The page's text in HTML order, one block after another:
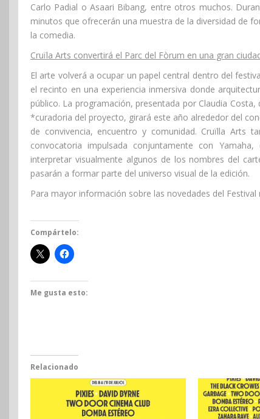
Carlo Padial o Asaari Bibang, entre otros muchos.
minutos que ofrecerán una muestra de la diversidad de
la comedia.
Cruïla Arts convertirá el Parc del Fòrum en una gran
El arte volverá a ocupar un papel central dentro del
el recinto en una experiencia inmersiva donde
público. La programación, presentada por Claudia
*curadoria del proyecto, girará este año alrededor del
de convivencia, encuentro y comunidad. Cruïlla Arts
convocatoria impulsada conjuntamente con
interpretar visualmente algunos de los nombres del
pasarán a formar parte del universo visual de la edición.
Para mayor información sobre las novedades del
Compártelo:
Me gusta esto:
Relacionado